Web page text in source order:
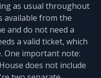
as usual throughout
available from the
and do not need a
a valid ticket, which
One important note:
does not include